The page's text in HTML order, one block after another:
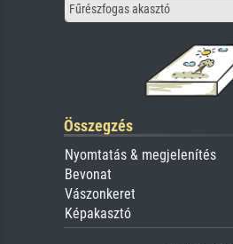
Fűrészfogas akasztó
Összegzés
Nyomtatás & megjelenítés
Bevonat
Vászonkeret
Képakasztó